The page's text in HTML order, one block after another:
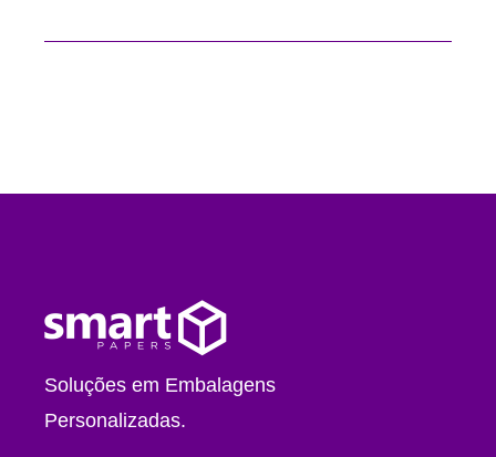
Soluções em Embalagens
Personalizadas.